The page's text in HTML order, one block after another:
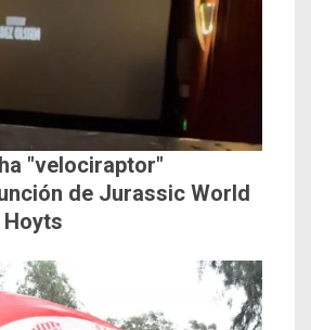
"velociraptor"
de Jurassic World
Hoyts